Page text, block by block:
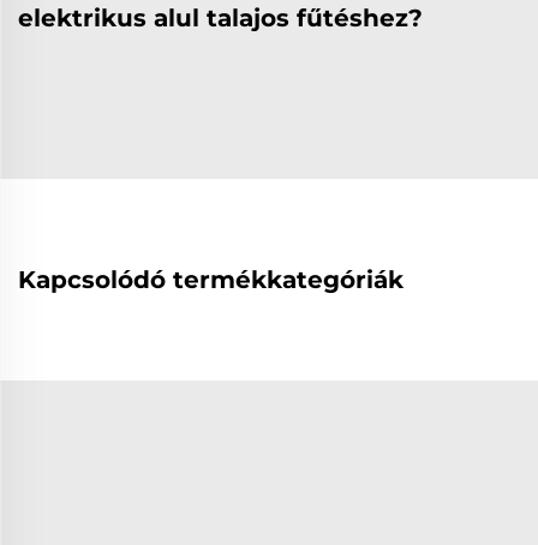
elektrikus alul talajos fűtéshez?
Kapcsolódó termékkategóriák